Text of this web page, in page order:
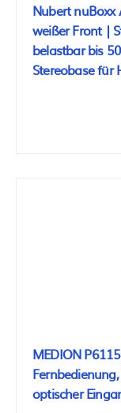
Nubert nuBoxx
weißer Front |
belastbar bis
Stereobase für
MEDION
optischer